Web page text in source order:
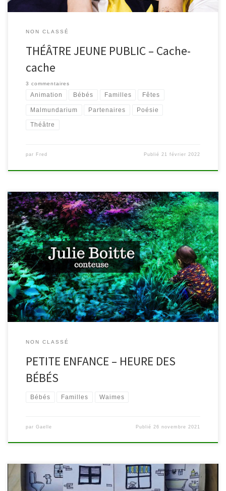
NON CLASSÉ
THÉÂTRE JEUNE PUBLIC – Cache-
cache
3 commentaires
Animation Bébés Familles Fêtes
Malmundarium Partenaires Poésie
Théâtre
par Fred Publié21 février 2022
Heure des Bébés | MiniPoésie Jeudi 9 décembre, à 10h30, à la
bibliothèque de Waimes Un son, un objet, une découverte… Une
chanson, une comptine, un jeu de doigts… Il était une fois un
rutabaga, un papy, une forêt et une mésange au joli ventre
orange. Toutes douces et pleines […]
NON CLASSÉ
PETITE ENFANCE – HEURE DES
BÉBÉS
Bébés Familles Waimes
par Gaelle Publié 26 novembre 2021